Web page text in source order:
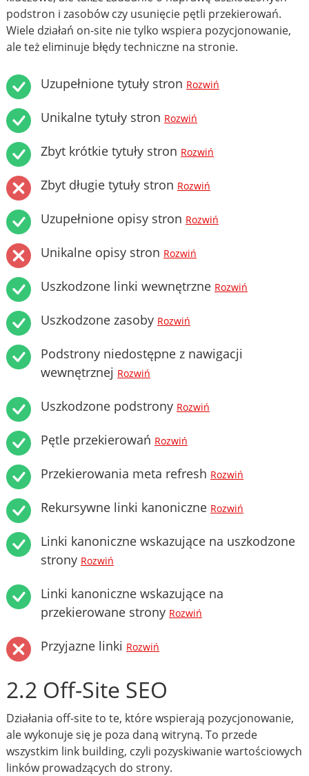
podstron i zasobów czy usunięcie pętli przekierowań.
Wiele działań on-site nie tylko wspiera pozycjonowanie,
ale też eliminuje błędy techniczne na stronie.
Uzupełnione tytuły stron Rozwiń
Unikalne tytuły stron Rozwiń
Zbyt krótkie tytuły stron Rozwiń
Zbyt długie tytuły stron Rozwiń
Uzupełnione opisy stron Rozwiń
Unikalne opisy stron Rozwiń
Uszkodzone linki wewnętrzne Rozwiń
Uszkodzone zasoby Rozwiń
Podstrony niedostępne z nawigacji
wewnętrznej Rozwiń
Uszkodzone podstrony Rozwiń
Pętle przekierowań Rozwiń
Przekierowania meta refresh Rozwiń
Rekursywne linki kanoniczne Rozwiń
Linki kanoniczne wskazujące na uszkodzone
strony Rozwiń
Linki kanoniczne wskazujące na
przekierowane strony Rozwiń
Przyjazne linki Rozwiń
2.2 Off-Site SEO
Działania off-site to te, które wspierają pozycjonowanie,
ale wykonuje się je poza daną witryną. To przede
wszystkim link building, czyli pozyskiwanie wartościowych
linków prowadzących do strony.